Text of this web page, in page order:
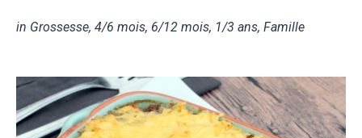
in Grossesse, 4/6 mois, 6/12 mois, 1/3 ans, Famille